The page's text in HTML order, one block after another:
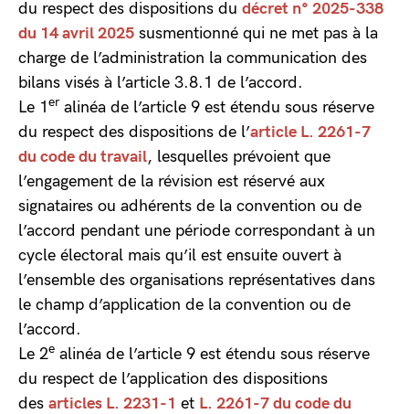
du respect des dispositions du décret n° 2025-338
du 14 avril 2025 susmentionné qui ne met pas à la
charge de l’administration la communication des
bilans visés à l’article 3.8.1 de l’accord.
Le 1 er alinéa de l’article 9 est étendu sous réserve
du respect des dispositions de l’article L. 2261-7
du code du travail, lesquelles prévoient que
l’engagement de la révision est réservé aux
signataires ou adhérents de la convention ou de
l’accord pendant une période correspondant à un
cycle électoral mais qu’il est ensuite ouvert à
l’ensemble des organisations représentatives dans
le champ d’application de la convention ou de
l’accord.
Le 2e alinéa de l’article 9 est étendu sous réserve
du respect de l’application des dispositions
des articles L. 2231-1 et L. 2261-7 du code du